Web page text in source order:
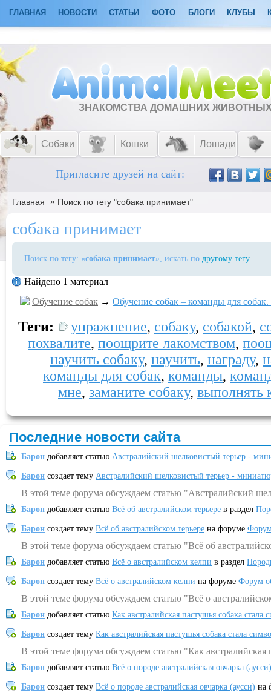
ГЛАВНАЯ НОВОСТИ СТАТЬИ ФОТО БЛОГИ КЛУБЫ
ЗНАКОМСТВА ДОМАШНИХ
Собаки Кошки Лошади
Пригласите друзей на сайт:
Главная » Поиск по тегу "собака принимает"
собака принимает
Поиск по тегу: «собака принимает», искать по другому тегу
Найдено 1 материал
Обучение собак → Обучение собак – команды для собак.
Теги: упражнение, собаку, собакой,
похвалите, поощрите лакомством,
научить собаку, научить, награду,
команды для собак, команды,
мне, заманите собаку, выполнять
Последние новости сайта
Барон добавляет статью Австралийский шелковистый терьер -
Барон создает тему Австралийский шелковистый терьер -
В этой теме форума обсуждаем статью "Австралийский
Барон добавляет статью Всё об австралийском терьере в раздел
Барон создает тему Всё об австралийском терьере на форуме
В этой теме форума обсуждаем статью "Всё об
Барон добавляет статью Всё о австралийском келпи в раздел
Барон создает тему Всё о австралийском келпи на форуме Форум
В этой теме форума обсуждаем статью "Всё о
Барон добавляет статью Как австралийская пастушья собака
Барон создает тему Как австралийская пастушья собака стала
В этой теме форума обсуждаем статью "Как
Барон добавляет статью Всё о породе австралийская овчарка (аусси)
Барон создает тему Всё о породе австралийская овчарка (аусси) на